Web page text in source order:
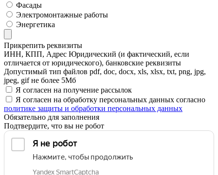
Фасады
Электромонтажные работы
Энергетика
Прикрепить реквизиты
ИНН, КПП, Адрес Юридический (и фактический, если
отличается от юридического), банковские реквизиты
Допустимый тип файлов pdf, doc, docx, xls, xlsx, txt, png, jpg,
jpeg, gif не более 5Мб
Я согласен на получение рассылок
Я согласен на обработку персональных данных согласно
политике защиты и обработки персональных данных
Обязательно для заполнения
Подтвердите, что вы не робот